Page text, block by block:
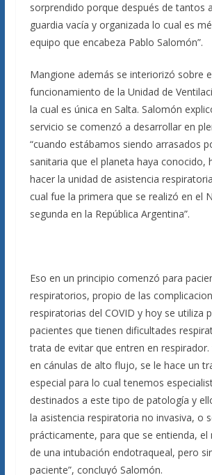
sorprendido porque después de tantos
guardia vacía y organizada lo cual es
equipo que encabeza Pablo Salomón”.
Mangione además se interiorizó sobre
funcionamiento de la Unidad de
la cual es única en Salta. Salomón
servicio se comenzó a desarrollar en
“cuando estábamos siendo arrasados
sanitaria que el planeta haya conocido,
hacer la unidad de asistencia
cual fue la primera que se realizó en el
segunda en la República Argentina”.
Eso en un principio comenzó para
respiratorios, propio de las
respiratorias del COVID y hoy se utiliza
pacientes que tienen dificultades
trata de evitar que entren en respirador.
en cánulas de alto flujo, se le hace un
especial para lo cual tenemos
destinados a este tipo de patología y
la asistencia respiratoria no invasiva, o
prácticamente, para que se entienda,
de una intubación endotraqueal, pero
paciente”, concluyó Salomón.